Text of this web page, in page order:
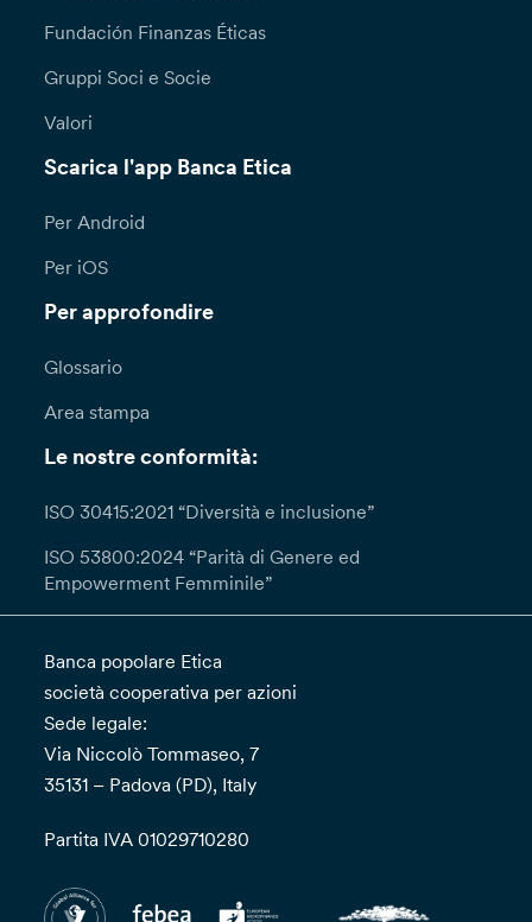
Fundación Finanzas Éticas
Gruppi Soci e Socie
Valori
Scarica l'app Banca Etica
Per Android
Per iOS
Per approfondire
Glossario
Area stampa
Le nostre conformità:
ISO 30415:2021 “Diversità e inclusione”
ISO 53800:2024 “Parità di Genere ed
Empowerment Femminile”
Banca popolare Etica
società cooperativa per azioni
Sede legale:
Via Niccolò Tommaseo, 7
35131 – Padova (PD), Italy
Partita IVA 01029710280